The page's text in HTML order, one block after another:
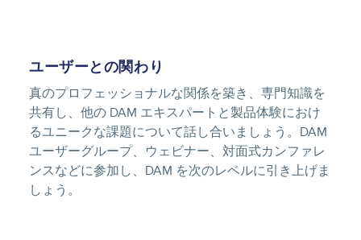
ユーザーとの関わり
真のプロフェッショナルな関係を築き、専門知識を
共有し、他の DAM エキスパートと製品体験におけ
るユニークな課題について話し合いましょう。DAM
ユーザーグループ、ウェビナー、対面式カンファレ
ンスなどに参加し、DAM を次のレベルに引き上げま
しょう。